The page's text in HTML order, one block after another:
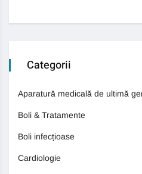
Categorii
Aparatură medicală de ultimă
Boli & Tratamente
Boli infecțioase
Cardiologie